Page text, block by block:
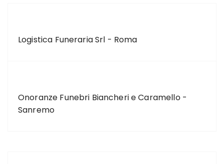
Logistica Funeraria Srl - Roma
Onoranze Funebri Biancheri e Caramello -
Sanremo